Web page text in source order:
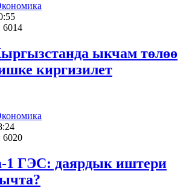
6014
ыкчам төлөө
киргизилет
6020
1 ГЭС: даярдык иштери